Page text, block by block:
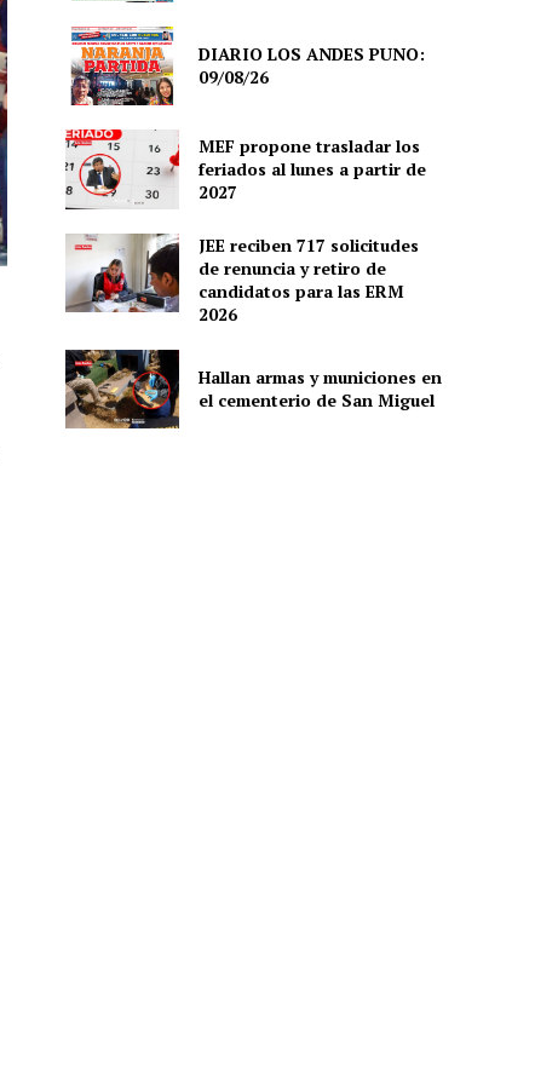
DIARIO LOS ANDES PUNO:
09/08/26
MEF propone trasladar los
feriados al lunes a partir de
2027
JEE reciben 717 solicitudes
de renuncia y retiro de
candidatos para las ERM
2026
Hallan armas y municiones en
el cementerio de San Miguel